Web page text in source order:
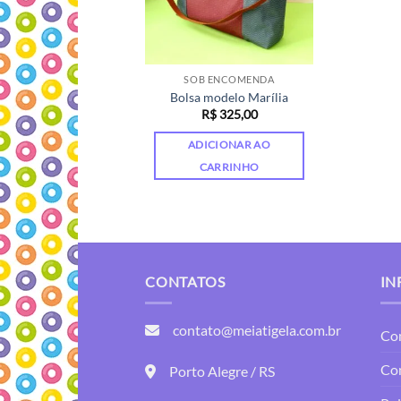
SOB ENCOMENDA
Bolsa modelo Marília
R$325,00
ADICIONAR AO
CARRINHO
CONTATOS
contato@meiatigela.com.br
Porto Alegre / RS